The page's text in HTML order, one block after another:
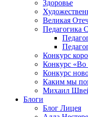
Здоровье
Великая
Педагогика
Конкурс
Конкурс «Во
Конкурс
Каким мы
Михаил
Блоги
Блог Лицея